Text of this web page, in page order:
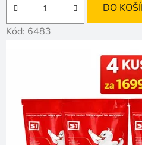
DO
Kód: 6483